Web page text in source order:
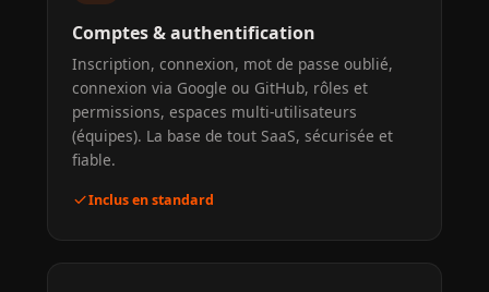
Comptes & authentification
Inscription, connexion, mot de passe oublié,
connexion via Google ou GitHub, rôles et
permissions, espaces multi-utilisateurs
(équipes). La base de tout SaaS, sécurisée et
fiable.
checkInclus en standard